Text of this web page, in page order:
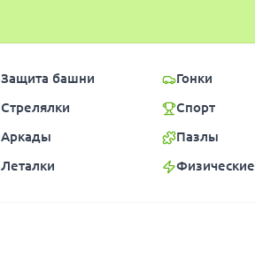
Защита башни
Стрелялки
Аркады
Леталки
Гонки
Спорт
Пазлы
Физические